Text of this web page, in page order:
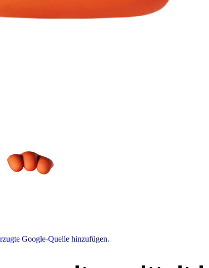
Google-Quelle hinzufügen.